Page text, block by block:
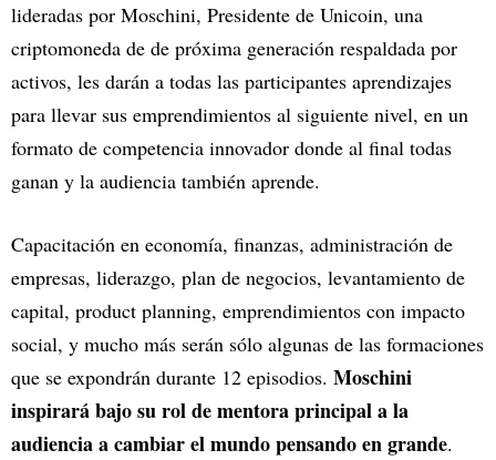
lideradas por Moschini, Presidente de Unicoin, una
criptomoneda de de próxima generación respaldada por
activos, les darán a todas las participantes aprendizajes
para llevar sus emprendimientos al siguiente nivel, en un
formato de competencia innovador donde al final todas
ganan y la audiencia también aprende.
Capacitación en economía, finanzas, administración de
empresas, liderazgo, plan de negocios, levantamiento de
capital, product planning, emprendimientos con impacto
social, y mucho más serán sólo algunas de las formaciones
que se expondrán durante 12 episodios. Moschini
inspirará bajo su rol de mentora principal a la
audiencia a cambiar el mundo pensando en grande.